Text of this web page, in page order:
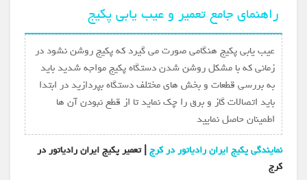
راهنمای جامع تعمیر و عیب یابی پکیج
عیب یابی پکیج هنگامی صورت می گیرد که پکیج روشن نشود در
زمانی که با مشکل روشن شدن دستگاه پکیج مواجه شدید باید
به بررسی قطعات و بخش های مختلف دستگاه بپردازید در ابتدا
باید اتصالات گاز و برق را چک نماید تا از قطع نبودن آن ها
اطمینان حاصل نمایید
نمایندگی پکیج ایران رادیاتور در کرج| تعمیر پکیج ایران رادیاتور در
کرج